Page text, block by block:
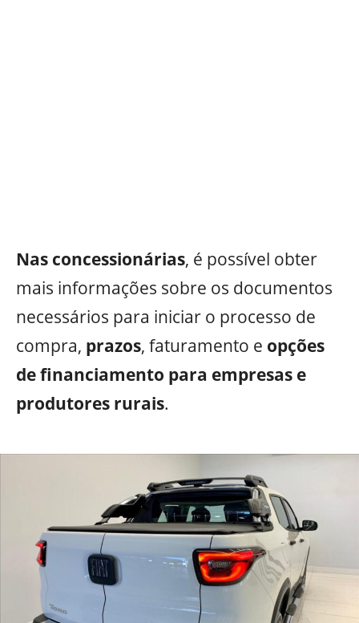
Nas concessionárias, é possível obter
mais informações sobre os documentos
necessários para iniciar o processo de
compra, prazos, faturamento e opções
de financiamento para empresas e
produtores rurais.